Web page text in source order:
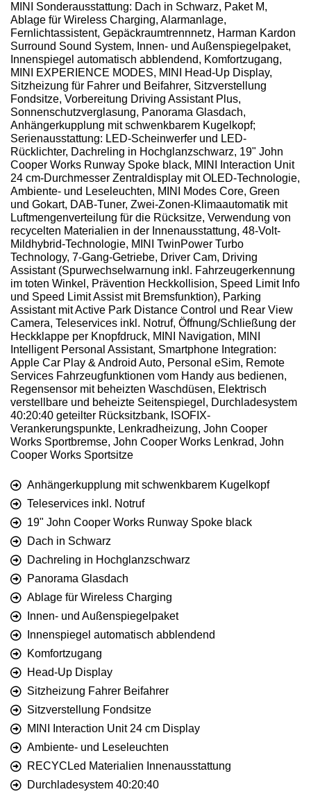
MINI Sonderausstattung: Dach in Schwarz, Paket M,
Ablage für Wireless Charging, Alarmanlage,
Fernlichtassistent, Gepäckraumtrennnetz, Harman Kardon
Surround Sound System, Innen- und Außenspiegelpaket,
Innenspiegel automatisch abblendend, Komfortzugang,
MINI EXPERIENCE MODES, MINI Head-Up Display,
Sitzheizung für Fahrer und Beifahrer, Sitzverstellung
Fondsitze, Vorbereitung Driving Assistant Plus,
Sonnenschutzverglasung, Panorama Glasdach,
Anhängerkupplung mit schwenkbarem Kugelkopf;
Serienausstattung: LED-Scheinwerfer und LED-
Rücklichter, Dachreling in Hochglanzschwarz, 19" John
Cooper Works Runway Spoke black, MINI Interaction Unit
24 cm-Durchmesser Zentraldisplay mit OLED-Technologie,
Ambiente- und Leseleuchten, MINI Modes Core, Green
und Gokart, DAB-Tuner, Zwei-Zonen-Klimaautomatik mit
Luftmengenverteilung für die Rücksitze, Verwendung von
recycelten Materialien in der Innenausstattung, 48-Volt-
Mildhybrid-Technologie, MINI TwinPower Turbo
Technology, 7-Gang-Getriebe, Driver Cam, Driving
Assistant (Spurwechselwarnung inkl. Fahrzeugerkennung
im toten Winkel, Prävention Heckkollision, Speed Limit Info
und Speed Limit Assist mit Bremsfunktion), Parking
Assistant mit Active Park Distance Control und Rear View
Camera, Teleservices inkl. Notruf, Öffnung/Schließung der
Heckklappe per Knopfdruck, MINI Navigation, MINI
Intelligent Personal Assistant, Smartphone Integration:
Apple Car Play & Android Auto, Personal eSim, Remote
Services Fahrzeugfunktionen vom Handy aus bedienen,
Regensensor mit beheizten Waschdüsen, Elektrisch
verstellbare und beheizte Seitenspiegel, Durchladesystem
40:20:40 geteilter Rücksitzbank, ISOFIX-
Verankerungspunkte, Lenkradheizung, John Cooper
Works Sportbremse, John Cooper Works Lenkrad, John
Cooper Works Sportsitze
Anhängerkupplung mit schwenkbarem Kugelkopf
Teleservices inkl. Notruf
19" John Cooper Works Runway Spoke black
Dach in Schwarz
Dachreling in Hochglanzschwarz
Panorama Glasdach
Ablage für Wireless Charging
Innen- und Außenspiegelpaket
Innenspiegel automatisch abblendend
Komfortzugang
Head-Up Display
Sitzheizung Fahrer Beifahrer
Sitzverstellung Fondsitze
MINI Interaction Unit 24 cm Display
Ambiente- und Leseleuchten
RECYCLed Materialien Innenausstattung
Durchladesystem 40:20:40